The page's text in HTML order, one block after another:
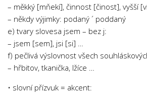
– měkký [mňekí], činnost [činost], vyšší
– někdy výjimky: podaný ´ poddaný
e) tvary slovesa jsem – bez j:
– jsem [sem], jsi [si] …
f) pečlivá výslovnost všech
– hřbitov, tkanička, lžíce …
• slovní přízvuk = akcent: